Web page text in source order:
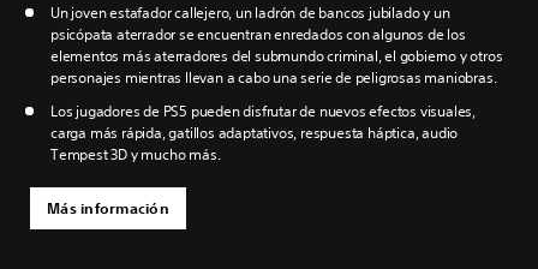
Un joven estafador callejero, un ladrón de bancos jubilado y un
psicópata aterrador se encuentran enredados con algunos de los
elementos más aterradores del submundo criminal, el gobierno y otros
personajes mientras llevan a cabo una serie de peligrosas maniobras.
Los jugadores de PS5 pueden disfrutar de nuevos efectos visuales,
carga más rápida, gatillos adaptativos, respuesta háptica, audio
Tempest 3D y mucho más.
Más información